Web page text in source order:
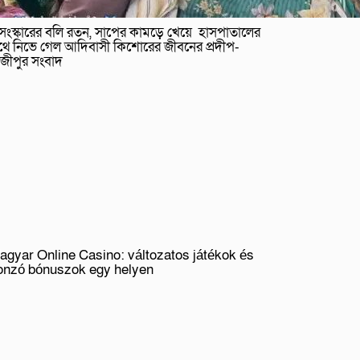
বলি রতন, সাপের কামড়ে খেয়ে হাসপাতালের
নিভে গেল আদিবাসী কিশোরের জীবনের প্রদীপ-
সংবাদ
Online Casino: változatos játékok és
bónuszok egy helyen